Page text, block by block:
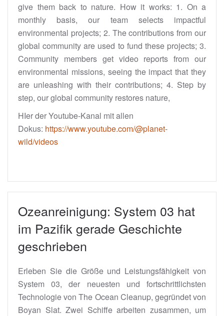
give them back to nature. How it works: 1. On a
monthly basis, our team selects impactful
environmental projects; 2. The contributions from our
global community are used to fund these projects; 3.
Community members get video reports from our
environmental missions, seeing the impact that they
are unleashing with their contributions; 4. Step by
step, our global community restores nature,
HIer der Youtube-Kanal mit allen
Dokus: https://www.youtube.com/@planet-
wild/videos
Ozeanreinigung: System 03 hat
im Pazifik gerade Geschichte
geschrieben
Erleben Sie die Größe und Leistungsfähigkeit von
System 03, der neuesten und fortschrittlichsten
Technologie von The Ocean Cleanup, gegründet von
Boyan Slat. Zwei Schiffe arbeiten zusammen, um